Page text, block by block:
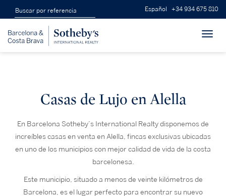
Español +34 934 675 810
Casas de Lujo en Alella
En Barcelona Sotheby’s International Realty disponemos de
increíbles casas en venta en Alella, fincas exclusivas ubicadas
en uno de los municipios con mejor calidad de vida de la costa
barcelonesa.
Este municipio, situado a menos de veinte kilómetros de
Barcelona, es el lugar perfecto para encontrar su nuevo